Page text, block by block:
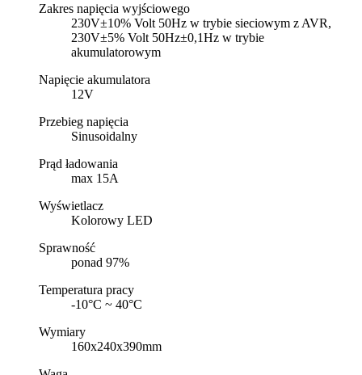
Zakres napięcia wyjściowego
230V±10% Volt 50Hz w trybie sieciowym z AVR,
230V±5% Volt 50Hz±0,1Hz w trybie
akumulatorowym
Napięcie akumulatora
12V
Przebieg napięcia
Sinusoidalny
Prąd ładowania
max 15A
Wyświetlacz
Kolorowy LED
Sprawność
ponad 97%
Temperatura pracy
-10°C ~ 40°C
Wymiary
160x240x390mm